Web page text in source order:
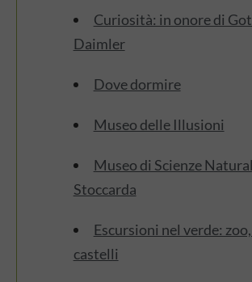
Curiosità: in onore di
Daimler
Dove dormire
Museo delle Illusioni
Museo di Scienze
Stoccarda
Escursioni nel verde:
castelli